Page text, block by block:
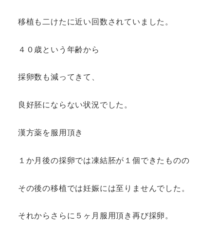
移植も二けたに近い回数されていました。
４０歳という年齢から
採卵数も減ってきて、
良好胚にならない状況でした。
漢方薬を服用頂き
１か月後の採卵では凍結胚が１個できたものの
その後の移植では妊娠には至りませんでした。
それからさらに５ヶ月服用頂き再び採卵。